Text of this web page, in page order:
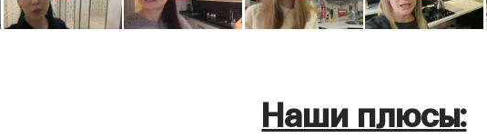
Наши плюсы: